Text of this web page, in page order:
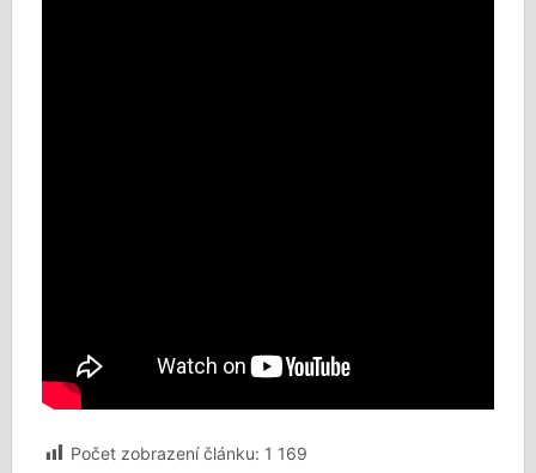
Počet zobrazení článku: 1 169